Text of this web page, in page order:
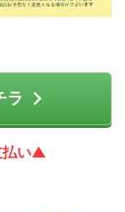
ラ
払い▲